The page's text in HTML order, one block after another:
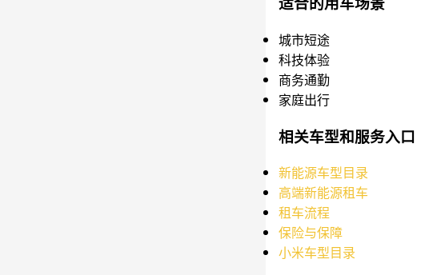
城市短途
科技体验
商务通勤
家庭出行
相关车型和服务入口
新能源车型目录
高端新能源租车
租车流程
保险与保障
小米车型目录